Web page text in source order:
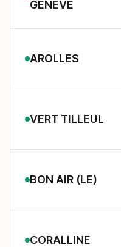
GENEVE
AROLLES
VERT TILLEUL
BON AIR (LE)
CORALLINE